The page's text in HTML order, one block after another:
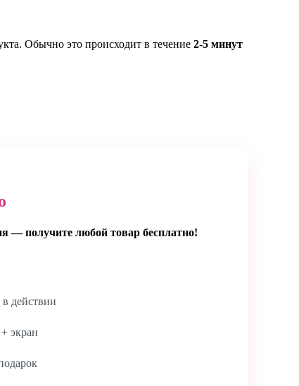
Обычно это происходит в течение 2-5 минут
— получите любой товар бесплатно!
действии
экран